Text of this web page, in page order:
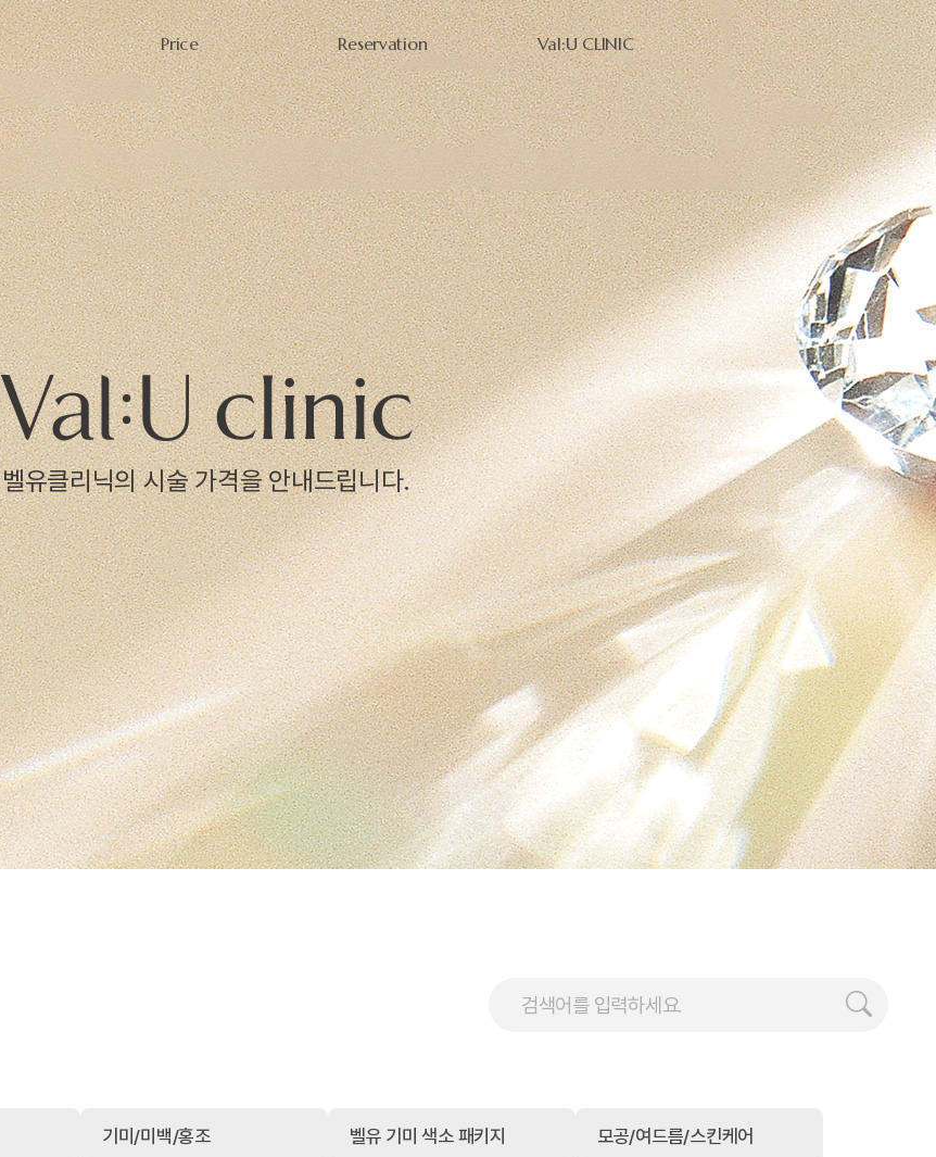
Price Reservation Val:U CLINIC
벨유클리닉의 시술 가격을 안내드립니다.
기미/미백/홍조 벨유 기미 색소 패키지 모공/여드름/스킨케어